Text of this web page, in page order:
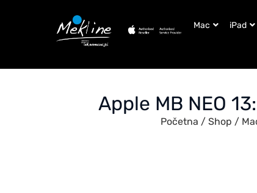
Mac iPad
Apple MB NEO
Početna / Shop /